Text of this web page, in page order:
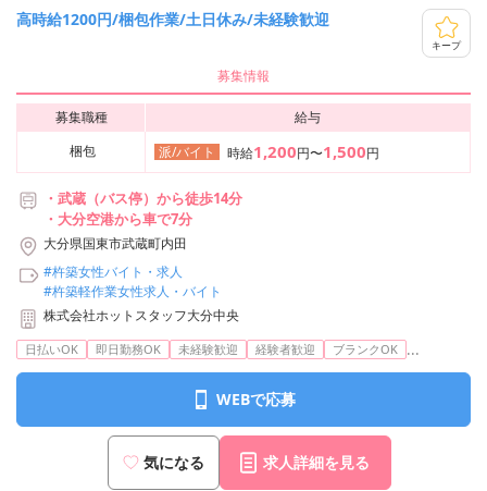
高時給1200円/梱包作業/土日休み/未経験歓迎
キープ
募集情報
募集職種
給与
梱包
派/バイト 時給1,200円〜1,500円
・武蔵（バス停）から徒歩14分
・大分空港から車で7分
大分県国東市武蔵町内田
#杵築女性バイト・求人
#杵築軽作業女性求人・バイト
株式会社ホットスタッフ大分中央
日払いOK 即日勤務OK 未経験歓迎 経験者歓迎 ブランクOK ...
WEBで応募
気になる 求人詳細を見る